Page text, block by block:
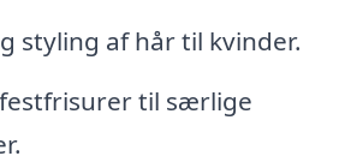
styling af hår til kvinder.
til særlige